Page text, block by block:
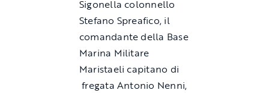
Sigonella colonnello
Stefano Spreafico, il
comandante della Base
Marina Militare
Maristaeli capitano di
fregata Antonio Nenni,